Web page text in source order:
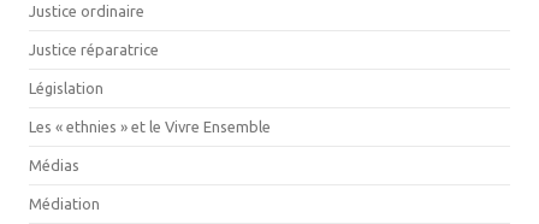
Justice ordinaire
Justice réparatrice
Législation
Les « ethnies » et le Vivre Ensemble
Médias
Médiation